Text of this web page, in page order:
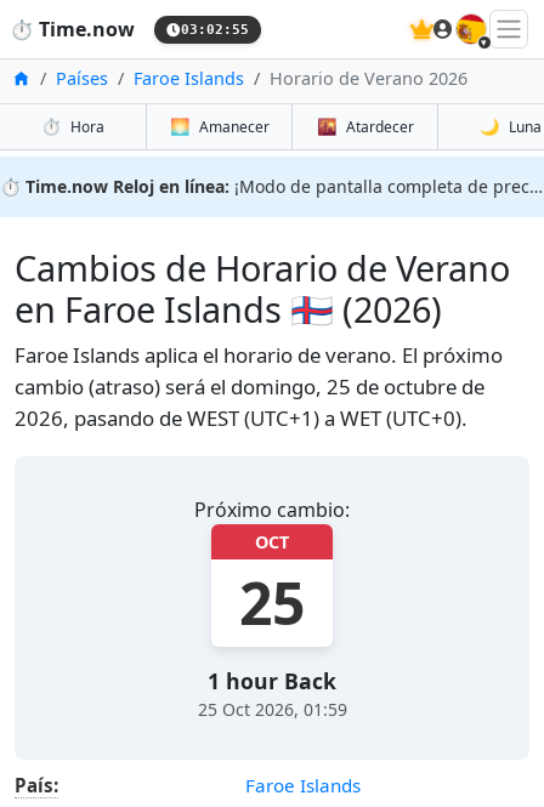
⏱️ Time.now 03:02:56 🇪🇸
InicioPaíses Faroe Islands Horario de Verano 2026
⏱️ Hora 🌅 Amanecer 🌇 Atardecer 🌙 Luna
⏱️ Time.now Reloj en línea: ¡Modo de pantalla completa de precisión!
Cambios de Horario de Verano
en Faroe Islands 🇫🇴 (2026)
Faroe Islands aplica el horario de verano. El próximo
cambio (atraso) será el domingo, 25 de octubre de
2026, pasando de WEST (UTC+1) a WET (UTC+0).
Próximo cambio:
OCT
25
1 hour Back
25 Oct 2026, 01:59
País: Faroe Islands